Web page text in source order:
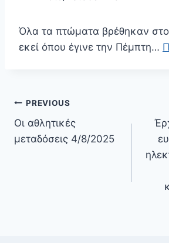
Όλα τα πτώματα βρέθηκαν στο
εκεί όπου έγινε την Πέμπτη…
Πλοήγηση
άρθρων
PREVIOUS
Οι αθλητικές
μεταδόσεις 4/8/2025